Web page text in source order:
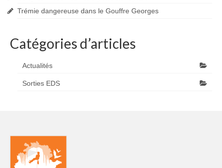
Trémie dangereuse dans le Gouffre Georges
Catégories d’articles
Actualités
Sorties EDS